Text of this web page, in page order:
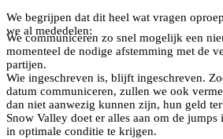
We begrijpen dat dit heel wat vragen
we al mededelen:
We communiceren zo snel mogelijk een
momenteel de nodige afstemming met de
partijen.
Wie ingeschreven is, blijft ingeschreven.
datum communiceren, zullen we ook
dan niet aanwezig kunnen zijn, hun geld
Snow Valley doet er alles aan om de
in optimale conditie te krijgen.